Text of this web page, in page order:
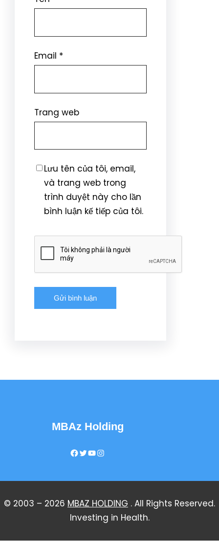
Email *
Trang web
Lưu tên của tôi, email,
và trang web trong
trình duyệt này cho lần
bình luận kế tiếp của tôi.
MBAz Holding
Facebook Twitter YouTube Instagram
© 2003 – 2026 MBAZ HOLDING . All Rights Reserved.
Investing in Health.